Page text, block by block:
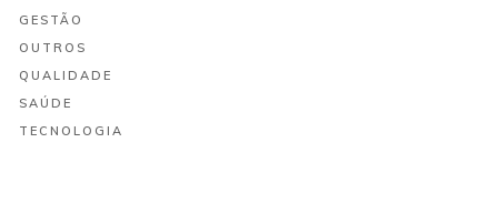
GESTÃO
OUTROS
QUALIDADE
SAÚDE
TECNOLOGIA